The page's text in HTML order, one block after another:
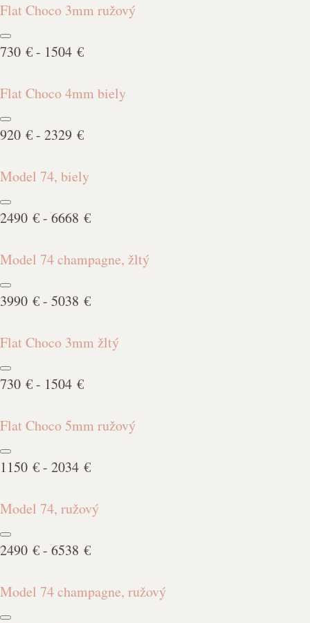
Flat Choco 3mm ružový
730 € - 1504 €
Flat Choco 4mm biely
920 € - 2329 €
Model 74, biely
2490 € - 6668 €
Model 74 champagne, žltý
3990 € - 5038 €
Flat Choco 3mm žltý
730 € - 1504 €
Flat Choco 5mm ružový
1150 € - 2034 €
Model 74, ružový
2490 € - 6538 €
Model 74 champagne, ružový